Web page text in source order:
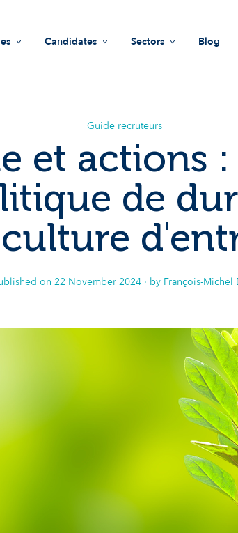
guide
Candidates
Advices
Sectors
Innovation &
Investment Funds
Societal Impact
Blog
Guide recruteurs
et actions
de
on 22 November 2024· by François-Michel